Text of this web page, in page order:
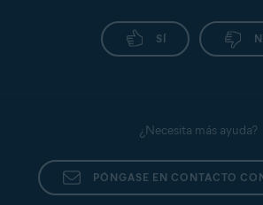
SÍ
¿Necesita más ayuda?
PÓNGASE EN CONTACTO